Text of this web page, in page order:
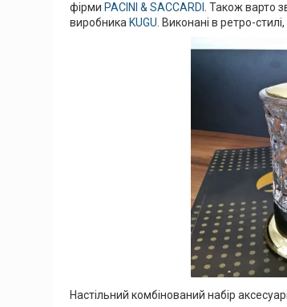
фірми PACINI & SACCARDI
. Також варто
виробника KUGU . Виконані в ретро-
Настільний комбінований набір